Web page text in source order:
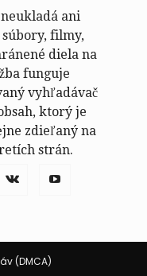
ani
filmy,
diela na
funguje
vyhľadávač
ktorý je
zdieľaný na
strán.
(DMCA)